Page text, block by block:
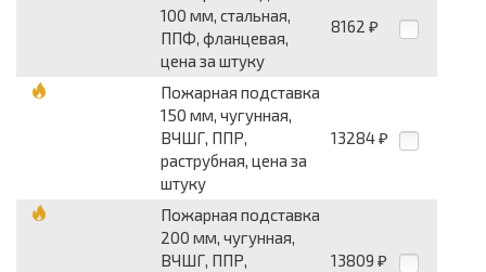
100 мм, стальная,
ППФ, фланцевая,
цена за штуку
8162 ₽
Пожарная подставка
150 мм, чугунная,
ВЧШГ, ППР,
раструбная, цена за
штуку
13284 ₽
Пожарная подставка
200 мм, чугунная,
ВЧШГ, ППР,
13809 ₽